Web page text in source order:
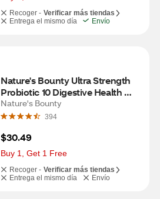
Recoger - Verificar más tiendas
Entrega el mismo día
Envío
Nature's Bounty Ultra Strength
Probiotic 10 Digestive Health
Capsules, 30 CT
Nature's Bounty
394
$30.49
Buy 1, Get 1 Free
Recoger - Verificar más tiendas
Entrega el mismo día
Envío